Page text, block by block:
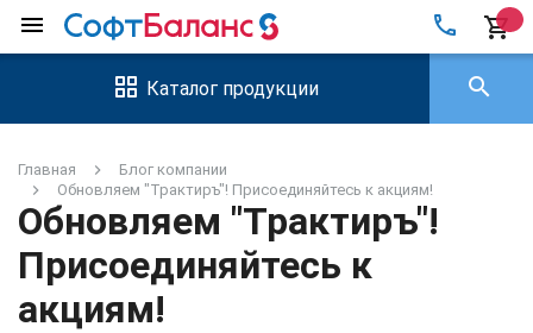
menu local_phone shopping_cart
Каталог продукции search
Главная
Блог компании
Обновляем "Трактиръ"! Присоединяйтесь к акциям!
Обновляем "Трактиръ"!
Присоединяйтесь к
акциям!